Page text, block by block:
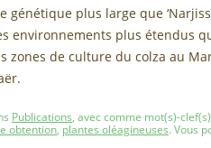
génétique plus large que
environnements plus étendus
zones de culture du colza au
Publications, avec comme mot(s)-clef(s)
obtention, plantes oléagineuses. Vous